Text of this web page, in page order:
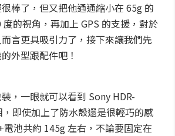
棒了，但又把他通通縮小在 65g 的
的視角，再加上 GPS 的支援，對於
言更具吸引力了，接下來讓我們先
外型跟配件吧！
，一眼就可以看到 Sony HDR-
，即使加上了防水殼還是很輕巧的感
池共約 145g 左右，不論要固定在